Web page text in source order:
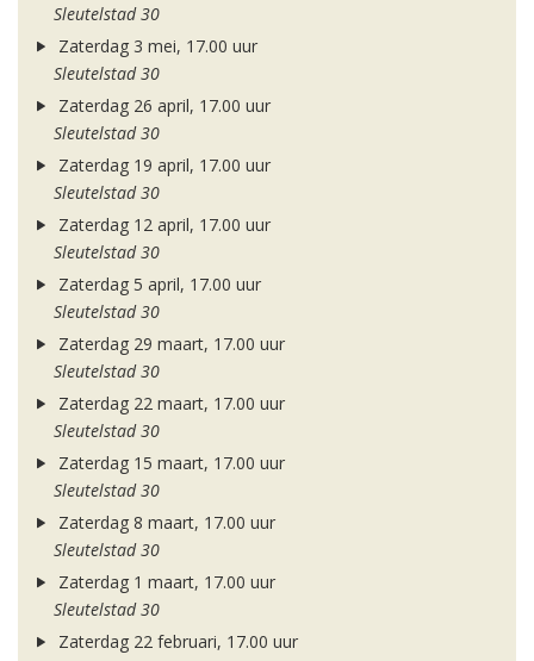
Sleutelstad 30
Zaterdag 3 mei, 17.00 uur
Sleutelstad 30
Zaterdag 26 april, 17.00 uur
Sleutelstad 30
Zaterdag 19 april, 17.00 uur
Sleutelstad 30
Zaterdag 12 april, 17.00 uur
Sleutelstad 30
Zaterdag 5 april, 17.00 uur
Sleutelstad 30
Zaterdag 29 maart, 17.00 uur
Sleutelstad 30
Zaterdag 22 maart, 17.00 uur
Sleutelstad 30
Zaterdag 15 maart, 17.00 uur
Sleutelstad 30
Zaterdag 8 maart, 17.00 uur
Sleutelstad 30
Zaterdag 1 maart, 17.00 uur
Sleutelstad 30
Zaterdag 22 februari, 17.00 uur